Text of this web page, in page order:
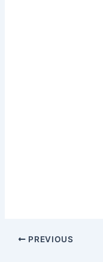
PREVIOUS